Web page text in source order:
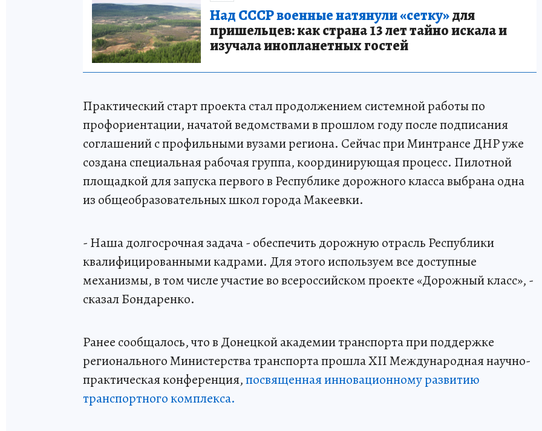
Над СССР военные натянули «сетку»для
пришельцев: как страна 13 лет тайно искала и
изучала инопланетных гостей
Практический старт проекта стал продолжением системной работы по
профориентации, начатой ведомствами в прошлом году после подписания
соглашений с профильными вузами региона. Сейчас при Минтрансе ДНР уже
создана специальная рабочая группа, координирующая процесс. Пилотной
площадкой для запуска первого в Республике дорожного класса выбрана одна
из общеобразовательных школ города Макеевки.
- Наша долгосрочная задача - обеспечить дорожную отрасль Республики
квалифицированными кадрами. Для этого используем все доступные
механизмы, в том числе участие во всероссийском проекте «Дорожный класс», -
сказал Бондаренко.
Ранее сообщалось, что в Донецкой академии транспорта при поддержке
регионального Министерства транспорта прошла XII Международная научно-
практическая конференция,посвященная инновационному развитию
транспортного комплекса.